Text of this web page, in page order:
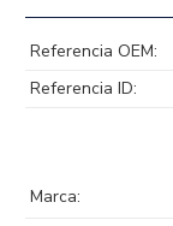
Referencia OEM:
Referencia ID:
Marca: